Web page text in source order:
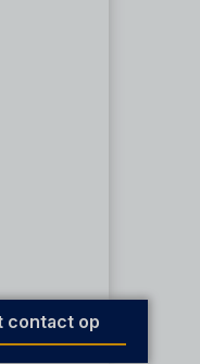
contact op